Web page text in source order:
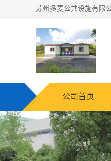
公司首页